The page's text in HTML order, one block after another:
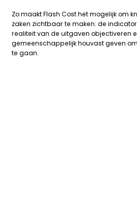
Zo maakt Flash Cost het mogelijk om
zaken zichtbaar te maken: de
realiteit van de uitgaven objectiveren
gemeenschappelijk houvast geven
te gaan.